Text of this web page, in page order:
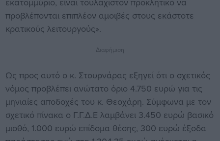
προβλέπονται επιπλέον αμοιβές στους εκάστοτε
κρατικούς λειτουργούς».
Διαφήμιση
Ως προς αυτό ο κ. Στουρνάρας εξηγεί ότι ο σχετικός
νόμος προβλέπει ανώτατο όριο 4.750 ευρώ για τις
μηνιαίες αποδοχές του κ. Θεοχάρη. Σύμφωνα με τον
σχετικό πίνακα ο Γ.Γ.Δ.Ε λαμβάνει 3.450 ευρώ βασικό
μισθό, 1.000 ευρώ επίδομα θέσης, 300 ευρώ έξοδα